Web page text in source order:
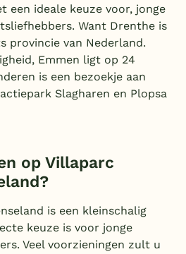
een ideale keuze voor, jonge
Want Drenthe is
provincie van Nederland.
Emmen ligt op 24
is een bezoekje aan
Slagharen en Plopsa
op Villaparc
is een kleinschalig
keuze is voor jonge
Veel voorzieningen zult u